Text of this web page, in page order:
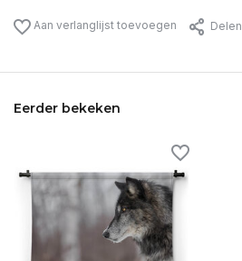
Aan verlanglijst toevoegen Delen
Eerder bekeken